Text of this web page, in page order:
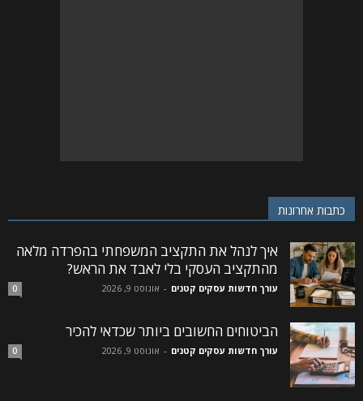
כתבות אחרונות
איך לנהל את התקציב המשפחתי בהפרדה מלאה
מהתקציב העסקי בלי לאבד את הראש?
עורך חדשות עסקים קטנים - אוגוסט 9, 2026 0
הביטוחים החשובים ביותר שכדאי להכיר
עורך חדשות עסקים קטנים - אוגוסט 9, 2026 0